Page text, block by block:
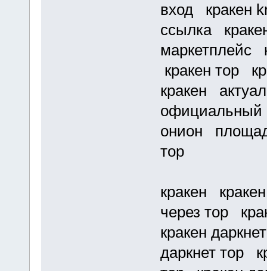
вход кракен
ссылка
маркетплейс
кракен тор
кракен
официальный
онион
тор
кракен
через тор
кракен
даркнет тор